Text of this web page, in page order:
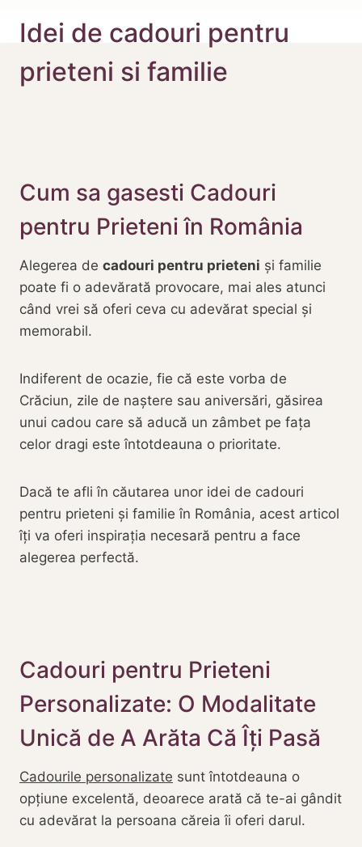
Idei de cadouri pentru
prieteni si familie
Cum sa gasesti Cadouri
pentru Prieteni în România
Alegerea de cadouri pentru prieteni și familie
poate fi o adevărată provocare, mai ales atunci
când vrei să oferi ceva cu adevărat special și
memorabil.
Indiferent de ocazie, fie că este vorba de
Crăciun, zile de naștere sau aniversări, găsirea
unui cadou care să aducă un zâmbet pe fața
celor dragi este întotdeauna o prioritate.
Dacă te afli în căutarea unor idei de cadouri
pentru prieteni și familie în România, acest articol
îți va oferi inspirația necesară pentru a face
alegerea perfectă.
Cadouri pentru Prieteni
Personalizate: O Modalitate
Unică de A Arăta Că Îți Pasă
Cadourile personalizate sunt întotdeauna o
opțiune excelentă, deoarece arată că te-ai gândit
cu adevărat la persoana căreia îi oferi darul.